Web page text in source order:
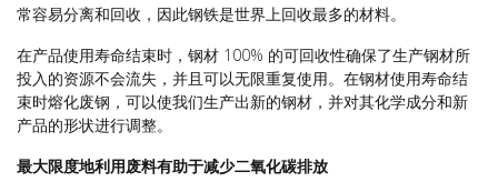
常容易分离和回收，因此钢铁是世界上回收最多的材料。
在产品使用寿命结束时，钢材 100% 的可回收性确保了生产钢材所
投入的资源不会流失，并且可以无限重复使用。在钢材使用寿命结
束时熔化废钢，可以使我们生产出新的钢材，并对其化学成分和新
产品的形状进行调整。
最大限度地利用废料有助于减少二氧化碳排放